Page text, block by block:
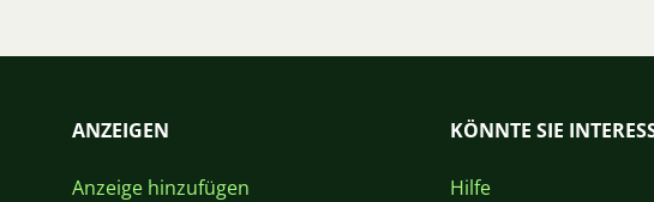
ANZEIGEN
Anzeige hinzufügen
KÖNNTE SIE
Hilfe